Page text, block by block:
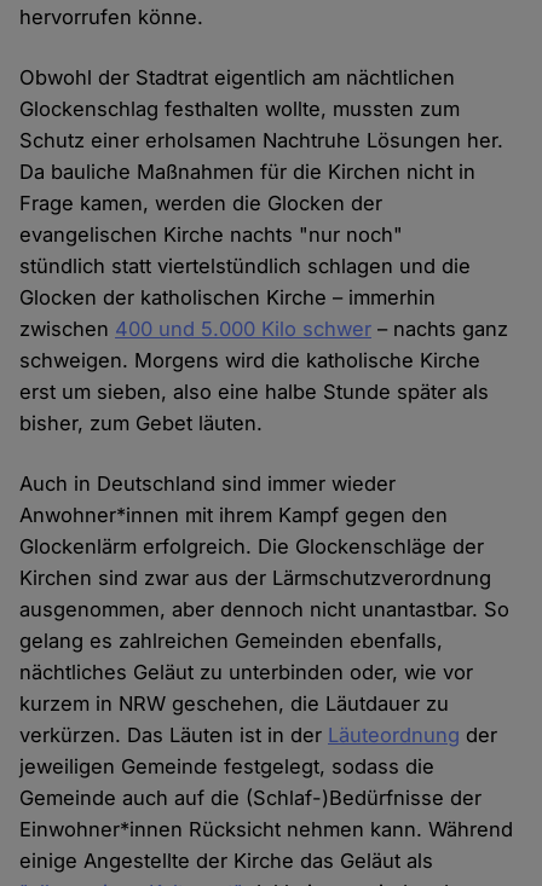
hervorrufen könne.
Obwohl der Stadtrat eigentlich am nächtlichen
Glockenschlag festhalten wollte, mussten zum
Schutz einer erholsamen Nachtruhe Lösungen her.
Da bauliche Maßnahmen für die Kirchen nicht in
Frage kamen, werden die Glocken der
evangelischen Kirche nachts "nur noch"
stündlich statt viertelstündlich schlagen und die
Glocken der katholischen Kirche – immerhin
zwischen 400 und 5.000 Kilo schwer – nachts ganz
schweigen. Morgens wird die katholische Kirche
erst um sieben, also eine halbe Stunde später als
bisher, zum Gebet läuten.
Auch in Deutschland sind immer wieder
Anwohner*innen mit ihrem Kampf gegen den
Glockenlärm erfolgreich. Die Glockenschläge der
Kirchen sind zwar aus der Lärmschutzverordnung
ausgenommen, aber dennoch nicht unantastbar. So
gelang es zahlreichen Gemeinden ebenfalls,
nächtliches Geläut zu unterbinden oder, wie vor
kurzem in NRW geschehen, die Läutdauer zu
verkürzen. Das Läuten ist in der Läuteordnung der
jeweiligen Gemeinde festgelegt, sodass die
Gemeinde auch auf die (Schlaf-)Bedürfnisse der
Einwohner*innen Rücksicht nehmen kann. Während
einige Angestellte der Kirche das Geläut als